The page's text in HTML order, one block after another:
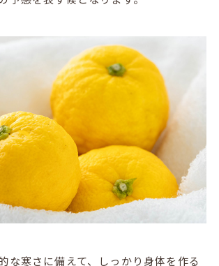
な寒さに備えて、しっかり身体を作る